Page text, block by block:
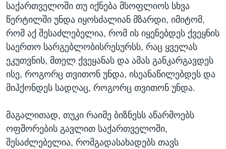
საქართველოში თუ იქნება მსოფლიოს სხვა
წერტილში უნდა იყოსძალიან მზარდი, იმიტომ,
რომ აქ შესაძლებელია, რომ ის იყენებდეს ქვეყნის
საერთო სარგებლობისრესურსს, რაც ყველას
ეკუთვნის, მთელ ქვეყანას და ამას განკარგავდეს
ისე, როგორც თვითონ უნდა, ისეანაწილებდეს და
მიჰქონდეს სადღაც, როგორც თვითონ უნდა.
მაგალითად, თუკი რაიმე ბიზნესს აწარმოებს
ოფშორების გავლით საქართველოში,
შესაძლებელია, რომგადასახადებს თავს